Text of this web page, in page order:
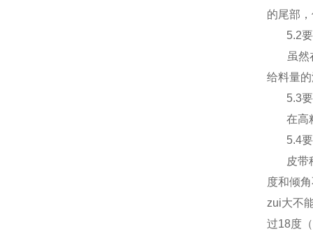
的尾部
5.2
虽
给料量
5.3
在高
5.4
皮带
度和倾
zui大不
过18度 （